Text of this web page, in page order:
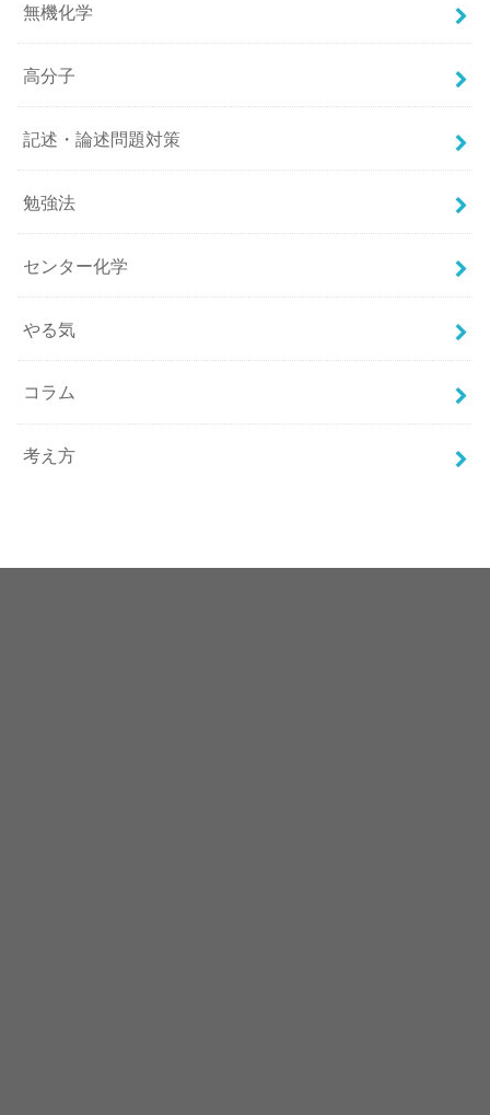
無機化学
高分子
記述・論述問題対策
勉強法
センター化学
やる気
コラム
考え方